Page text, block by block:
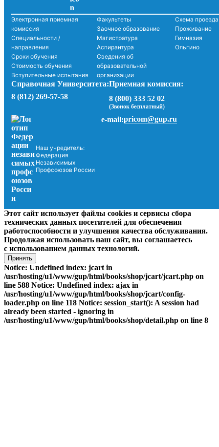
Электронная приемная
комиссия
Специальности /
направления
Сроки обучения
Стоимость обучения
Вступительные испытания
Факультеты
Заочное образование
Магистратура
Аспирантура
Сведения об
образовательной
организации
Схема проезда
Проживание
Гимназия
Ольгино
Справочная Университета:
8 (812) 269-57-58
Приемная комиссия:
8 (800) 333 52 02
(Звонок бесплатный)
Наш учредитель:
Федерация
Независимых
Профсоюзов России
e-mail:pricom@gup.ru
Этот сайт использует файлы cookies и сервисы сбора
технических данных посетителей для обеспечения
работоспособности и улучшения качества обслуживания.
Продолжая использовать наш сайт, вы соглашаетесь
с использованием данных технологий.
Принять
Notice: Undefined index: jcart in
/usr/hosting/u1/www/gup/html/books/shop/jcart/jcart.php on
line 588 Notice: Undefined index: ajax in
/usr/hosting/u1/www/gup/html/books/shop/jcart/config-
loader.php on line 118 Notice: session_start(): A session had
already been started - ignoring in
/usr/hosting/u1/www/gup/html/books/shop/detail.php on line 8